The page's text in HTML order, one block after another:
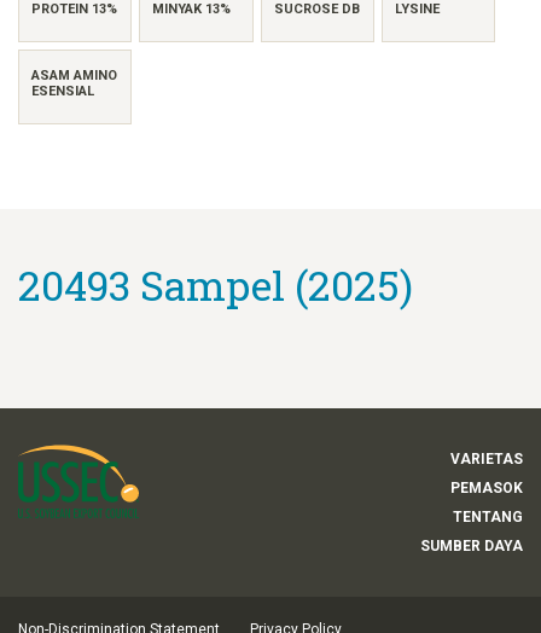
PROTEIN 13% MINYAK 13% SUCROSE DB LYSINE
ASAM AMINO
ESENSIAL
20493 Sampel (2025)
VARIETAS
PEMASOK
TENTANG
SUMBER DAYA
Non-Discrimination Statement Privacy Policy